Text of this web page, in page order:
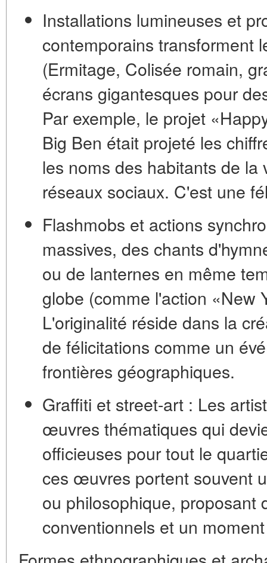
Installations lumineuses et
contemporains transforment
(Ermitage, Colisée romain,
écrans gigantesques pour
Par exemple, le projet
Big Ben était projeté les
les noms des habitants de la
réseaux sociaux. C'est une
Flashmobs et actions
massives, des chants
ou de lanternes en même
globe (comme l'action «New
L'originalité réside dans la
de félicitations comme un
frontières géographiques.
Graffiti et street-art : Les
œuvres thématiques qui
officieuses pour tout le
ces œuvres portent souvent
ou philosophique,
conventionnels et un